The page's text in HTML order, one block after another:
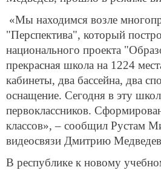
«Мы находимся возле
"Перспектива", который
национального проекта
прекрасная школа на 1224
кабинеты, два бассейна, два
оснащение. Сегодня в эту
первоклассников.
классов», – сообщил Рустам
видеосвязи Дмитрию
В республике к новому